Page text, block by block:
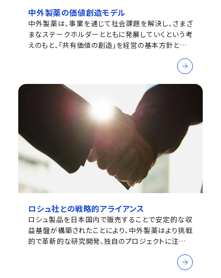
中外製薬の価値創造モデル
中外製薬は、事業を通じて社会課題を解決し、さまざ
まなステークホルダーとともに発展していくという考
えのもと、「共有価値の創造」を経営の基本方針として
います。当社と社会の双方が持続的に発展しながら循
環する仕組みを当社と社会の双方が持続的に発展し
ロシュ社との戦略的アライアンス
ロシュ製品を日本国内で販売することで安定的な収
益基盤が構築されたことにより、中外製薬はより挑戦
的で革新的な研究開発、独自のプロジェクトに注力で
きるようになりました。ロシュ社との創薬プラットフォ
ームの共有による研究の効率化も実現しています。